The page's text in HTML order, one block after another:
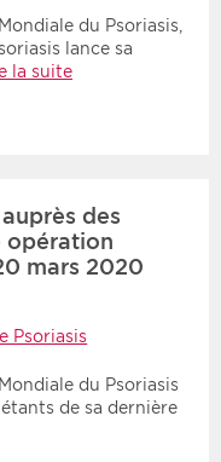
du Psoriasis,
lance sa
la suite
des
opération
mars 2020
Psoriasis
du Psoriasis
de sa dernière